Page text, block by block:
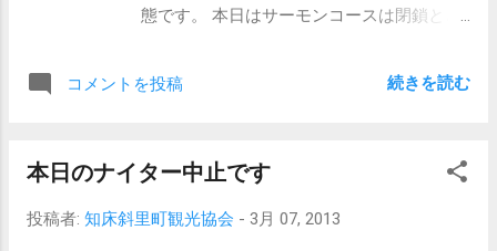
態です。 本日はサーモンコースは閉鎖とさ
ウナベツスキー場 昨日は強風の為、ナイタ
た週末は天気が崩れる予報です。 明日も風
で くれぐれも、天気情報等確認して気を付
コメントを投稿 続きを読む
本日のナイター中止です
投稿者: 知床斜里町観光協会 - 3月 07, 2013